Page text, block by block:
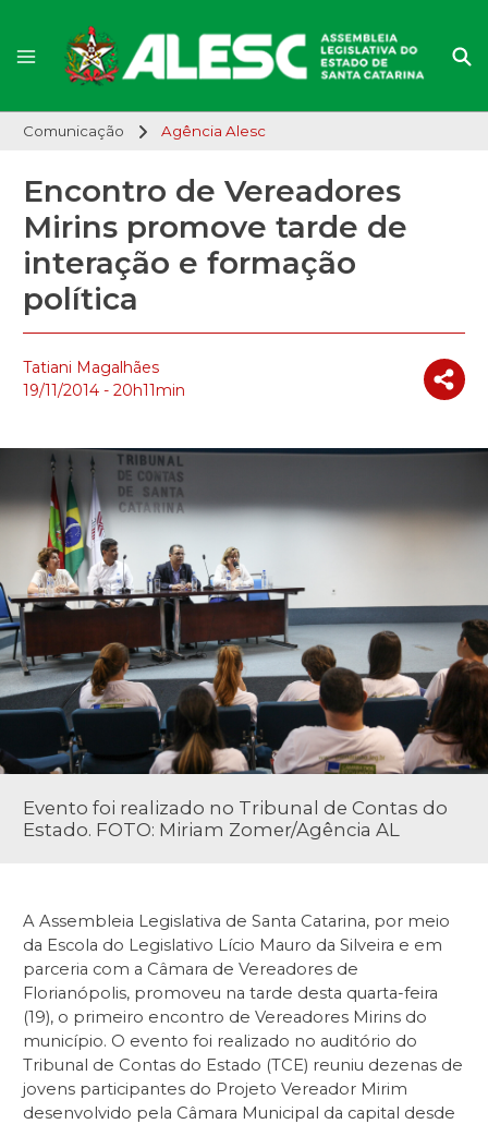
Comunicação Agência Alesc
Encontro de Vereadores
Mirins promove tarde de
interação e formação
política
Tatiani Magalhães
19/11/2014 - 20h11min
Evento foi realizado no Tribunal de Contas do
Estado. FOTO: Miriam Zomer/Agência AL
A Assembleia Legislativa de Santa Catarina, por meio
da Escola do Legislativo Lício Mauro da Silveira e em
parceria com a Câmara de Vereadores de
Florianópolis, promoveu na tarde desta quarta-feira
(19), o primeiro encontro de Vereadores Mirins do
município. O evento foi realizado no auditório do
Tribunal de Contas do Estado (TCE) reuniu dezenas de
jovens participantes do Projeto Vereador Mirim
desenvolvido pela Câmara Municipal da capital desde